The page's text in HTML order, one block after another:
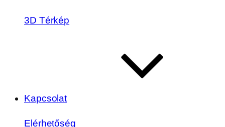
3D Térkép
Kapcsolat
Elérhetőség